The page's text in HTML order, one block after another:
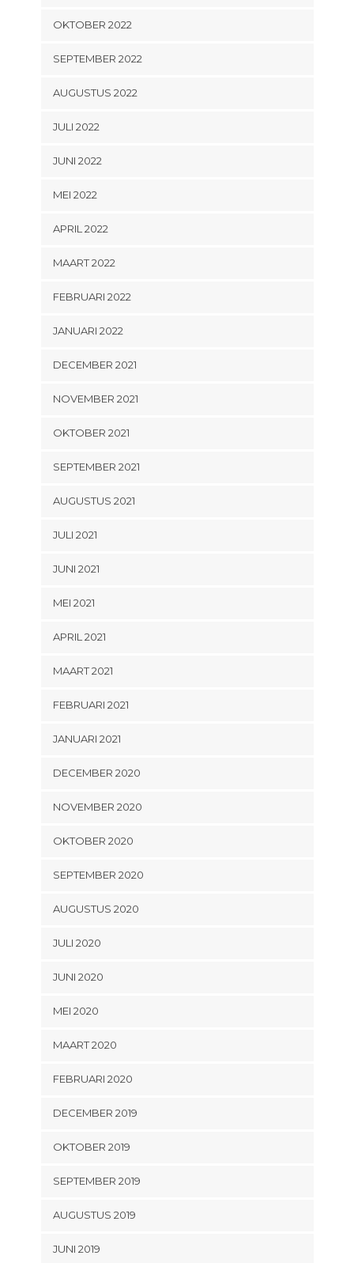
OKTOBER 2022
SEPTEMBER 2022
AUGUSTUS 2022
JULI 2022
JUNI 2022
MEI 2022
APRIL 2022
MAART 2022
FEBRUARI 2022
JANUARI 2022
DECEMBER 2021
NOVEMBER 2021
OKTOBER 2021
SEPTEMBER 2021
AUGUSTUS 2021
JULI 2021
JUNI 2021
MEI 2021
APRIL 2021
MAART 2021
FEBRUARI 2021
JANUARI 2021
DECEMBER 2020
NOVEMBER 2020
OKTOBER 2020
SEPTEMBER 2020
AUGUSTUS 2020
JULI 2020
JUNI 2020
MEI 2020
MAART 2020
FEBRUARI 2020
DECEMBER 2019
OKTOBER 2019
SEPTEMBER 2019
AUGUSTUS 2019
JUNI 2019